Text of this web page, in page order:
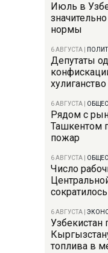
Июль в
нормы
6 АВГУСТА
Депутаты
хулиганство
6 АВГУСТА
Рядом с
Ташкентом
пожар
6 АВГУСТА
Число
6 АВГУСТА
Узбекистан
топлива в